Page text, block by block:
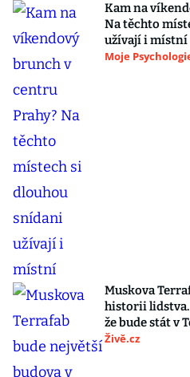
Kam na
Na těchto
užívají i místní
Moje
Muskova
historii lidstva.
že bude stát v
Živě.cz